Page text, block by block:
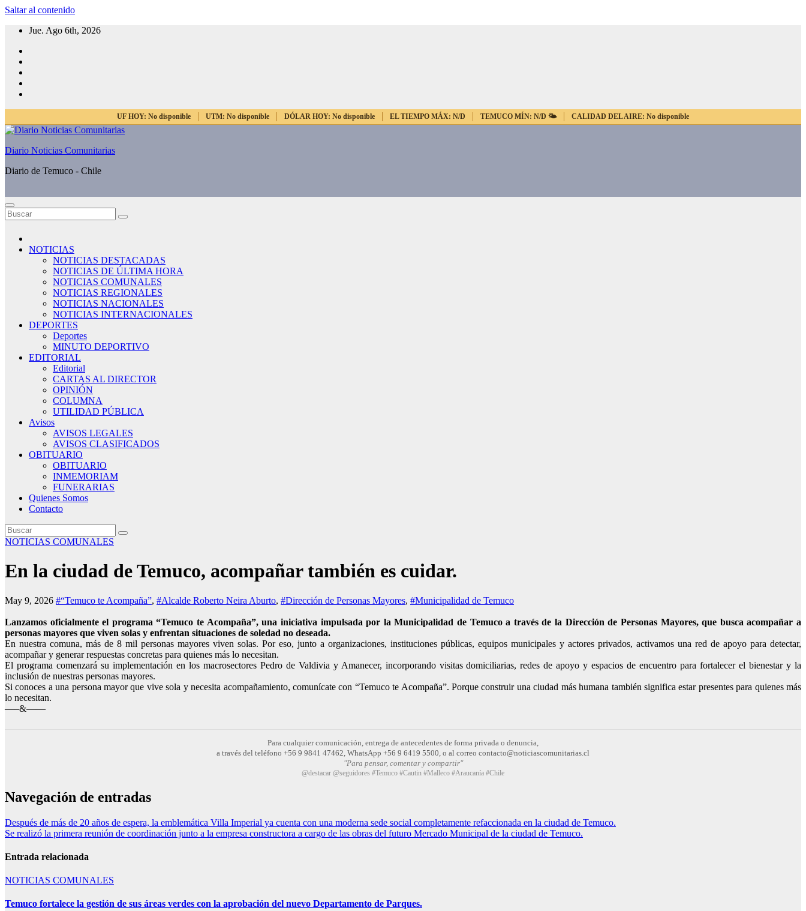
Saltar al contenido
Jue. Ago 6th, 2026
UF HOY: No disponible UTM: No disponible DÓLAR HOY: No disponible EL TIEMPO MÁX: N/D TEMUCO MÍN: N/D 🌤️ CALIDAD DEL AIRE: No disponible
Diario Noticias Comunitarias
Diario de Temuco - Chile
NOTICIAS
NOTICIAS DESTACADAS
NOTICIAS DE ÚLTIMA HORA
NOTICIAS COMUNALES
NOTICIAS REGIONALES
NOTICIAS NACIONALES
NOTICIAS INTERNACIONALES
DEPORTES
Deportes
MINUTO DEPORTIVO
EDITORIAL
Editorial
CARTAS AL DIRECTOR
OPINIÓN
COLUMNA
UTILIDAD PÚBLICA
Avisos
AVISOS LEGALES
AVISOS CLASIFICADOS
OBITUARIO
OBITUARIO
INMEMORIAM
FUNERARIAS
Quienes Somos
Contacto
NOTICIAS COMUNALES
En la ciudad de Temuco, acompañar también es cuidar.
May 9, 2026 #“Temuco te Acompaña”, #Alcalde Roberto Neira Aburto, #Dirección de Personas Mayores, #Municipalidad de Temuco
Lanzamos oficialmente el programa “Temuco te Acompaña”, una iniciativa impulsada por la Municipalidad de Temuco a través de la Dirección de Personas Mayores, que busca acompañar a
personas mayores que viven solas y enfrentan situaciones de soledad no deseada.
En nuestra comuna, más de 8 mil personas mayores viven solas. Por eso, junto a organizaciones, instituciones públicas, equipos municipales y actores privados, activamos una red de apoyo para detectar,
acompañar y generar respuestas concretas para quienes más lo necesitan.
El programa comenzará su implementación en los macrosectores Pedro de Valdivia y Amanecer, incorporando visitas domiciliarias, redes de apoyo y espacios de encuentro para fortalecer el bienestar y la
inclusión de nuestras personas mayores.
Si conoces a una persona mayor que vive sola y necesita acompañamiento, comunícate con “Temuco te Acompaña”. Porque construir una ciudad más humana también significa estar presentes para quienes más
lo necesitan.
—–&——
Para cualquier comunicación, entrega de antecedentes de forma privada o denuncia,
a través del teléfono +56 9 9841 47462, WhatsApp +56 9 6419 5500, o al correo contacto@noticiascomunitarias.cl
"Para pensar, comentar y compartir"
@destacar @seguidores #Temuco #Cautin #Malleco #Araucanía #Chile
Navegación de entradas
Después de más de 20 años de espera, la emblemática Villa Imperial ya cuenta con una moderna sede social completamente refaccionada en la ciudad de Temuco.
Se realizó la primera reunión de coordinación junto a la empresa constructora a cargo de las obras del futuro Mercado Municipal de la ciudad de Temuco.
Entrada relacionada
NOTICIAS COMUNALES
Temuco fortalece la gestión de sus áreas verdes con la aprobación del nuevo Departamento de Parques.